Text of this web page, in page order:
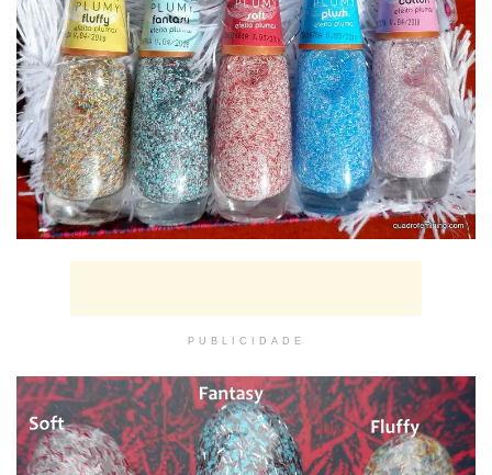
PUBLICIDADE